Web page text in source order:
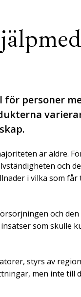
personer
är äldre.
och
i vilka som får
och den
som skulle
styrs av
men inte till